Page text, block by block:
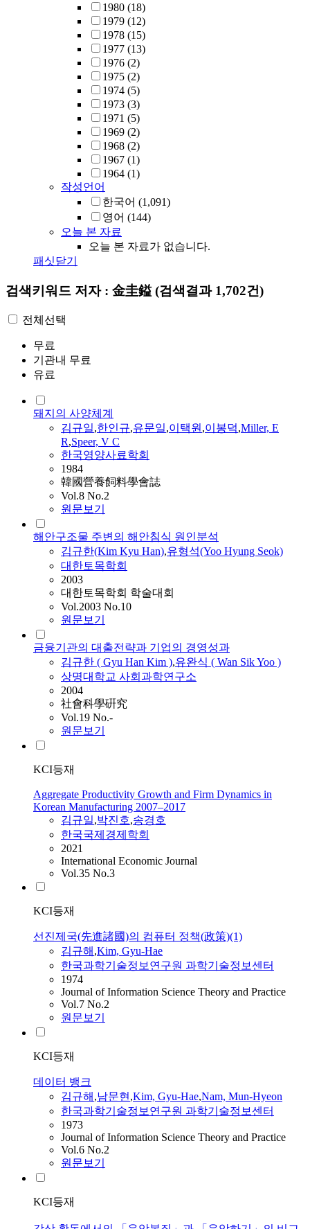
1980 (18)
1979 (12)
1978 (15)
1977 (13)
1976 (2)
1975 (2)
1974 (5)
1973 (3)
1971 (5)
1969 (2)
1968 (2)
1967 (1)
1964 (1)
작성언어
한국어 (1,091)
영어 (144)
오늘 본 자료
오늘 본 자료가 없습니다.
패싯닫기
검색키워드 저자 : 金圭鎰 (검색결과 1,702건)
전체선택
무료
기관내 무료
유료
돼지의 사양체계
김규일,한인규,유문일,이택원,이봉덕,Miller, E
R,Speer, V C
한국영양사료학회
1984
韓國營養飼料學會誌
Vol.8 No.2
원문보기
해안구조물 주변의 해안침식 원인분석
김규한(Kim Kyu Han),유형석(Yoo Hyung Seok)
대한토목학회
2003
대한토목학회 학술대회
Vol.2003 No.10
원문보기
금융기관의 대출전략과 기업의 경영성과
김규한 ( Gyu Han Kim ),유완식 ( Wan Sik Yoo )
상명대학교 사회과학연구소
2004
社會科學硏究
Vol.19 No.-
원문보기
KCI등재
Aggregate Productivity Growth and Firm Dynamics in
Korean Manufacturing 2007–2017
김규일,박진호,송경호
한국국제경제학회
2021
International Economic Journal
Vol.35 No.3
KCI등재
선진제국(先進諸國)의 컴퓨터 정책(政策)(1)
김규해 ,Kim, Gyu-Hae
한국과학기술정보연구원 과학기술정보센터
1974
Journal of Information Science Theory and Practice
Vol.7 No.2
원문보기
KCI등재
데이터 뱅크
김규해 ,남문현,Kim, Gyu-Hae,Nam, Mun-Hyeon
한국과학기술정보연구원 과학기술정보센터
1973
Journal of Information Science Theory and Practice
Vol.6 No.2
원문보기
KCI등재